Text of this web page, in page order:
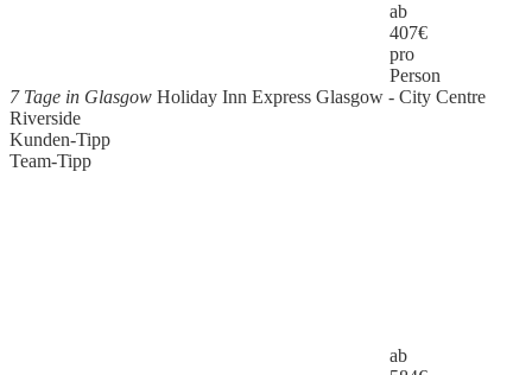
ab
407€
pro
Person
7 Tage in Glasgow Holiday Inn Express Glasgow - City Centre
Riverside
Kunden-Tipp
Team-Tipp
ab